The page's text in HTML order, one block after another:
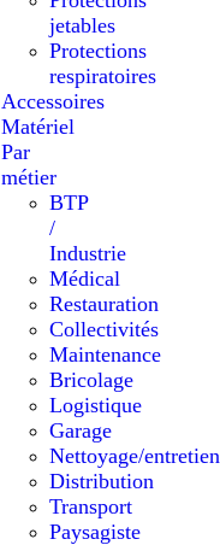
jetables
Protections
respiratoires
Accessoires
Matériel
Par
métier
BTP
/
Industrie
Médical
Restauration
Collectivités
Maintenance
Bricolage
Logistique
Garage
Nettoyage/entretien
Distribution
Transport
Paysagiste